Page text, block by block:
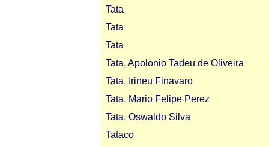
Tata
Tata
Tata
Tata, Apolonio Tadeu de Oliveira
Tata, Irineu Finavaro
Tata, Mario Felipe Perez
Tata, Oswaldo Silva
Tataco